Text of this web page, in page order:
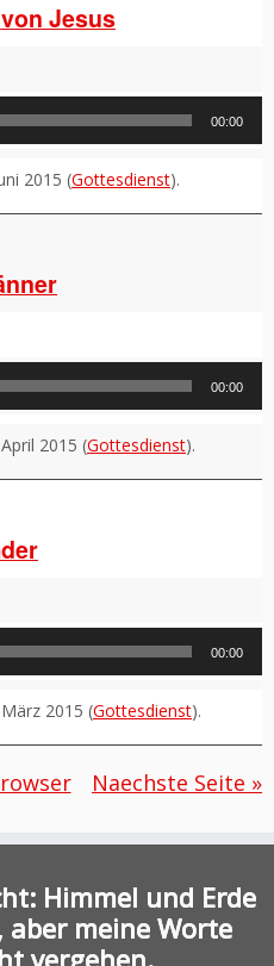
Jesus
00:00
2015 (Gottesdienst).
00:00
2015 (Gottesdienst).
00:00
2015 (Gottesdienst).
Naechste Seite »
Himmel und Erde
aber meine Worte
vergehen.